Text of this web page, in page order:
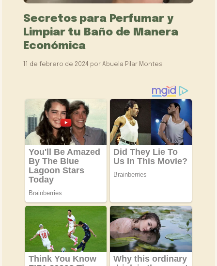
Secretos para Perfumar y
Limpiar tu Baño de Manera
Económica
11 de febrero de 2024 porAbuela Pilar Montes